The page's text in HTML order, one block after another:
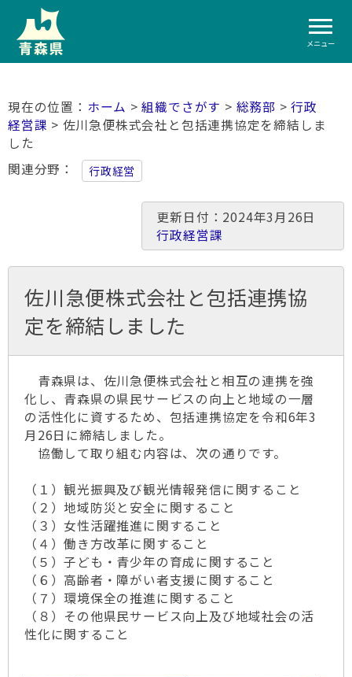
メニュー
ホーム >組織でさがす > 総務部 >行政
経営課 > 佐川急便株式会社と包括連携協定を締結しま
した
関連分野
行政経営
更新日付：2024年3月26日
行政経営課
佐川急便株式会社と包括連携協
定を締結しました
青森県は、佐川急便株式会社と相互の連携を強
化し、青森県の県民サービスの向上と地域の一層
の活性化に資するため、包括連携協定を令和6年3
月26日に締結しました。
協働して取り組む内容は、次の通りです。
（１）観光振興及び観光情報発信に関すること
（２）地域防災と安全に関すること
（３）女性活躍推進に関すること
（４）働き方改革に関すること
（５）子ども・青少年の育成に関すること
（６）高齢者・障がい者支援に関すること
（７）環境保全の推進に関すること
（８）その他県民サービス向上及び地域社会の活
性化に関すること